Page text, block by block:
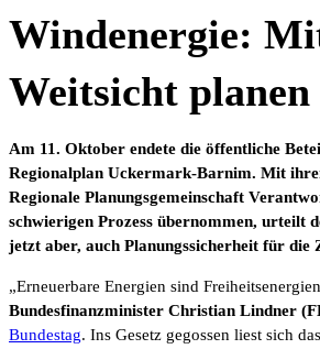
Windenergie:
Weitsicht planen
Am 11. Oktober endete die öffentliche
Regionalplan Uckermark-Barnim. Mit
Regionale Planungsgemeinschaft
schwierigen Prozess übernommen, urteilt
jetzt aber, auch Planungssicherheit für die
„Erneuerbare Energien sind
Bundesfinanzminister Christian Lindner
Bundestag. Ins Gesetz gegossen liest sich